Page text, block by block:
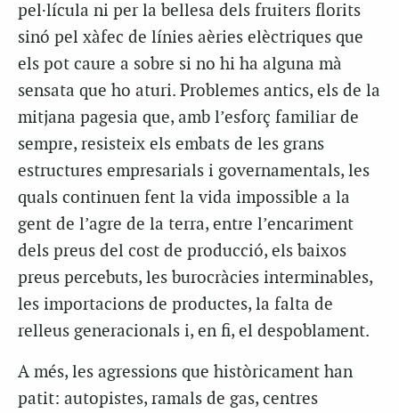
pel·lícula ni per la bellesa dels fruiters florits
sinó pel xàfec de línies aèries elèctriques que
els pot caure a sobre si no hi ha alguna mà
sensata que ho aturi. Problemes antics, els de la
mitjana pagesia que, amb l’esforç familiar de
sempre, resisteix els embats de les grans
estructures empresarials i governamentals, les
quals continuen fent la vida impossible a la
gent de l’agre de la terra, entre l’encariment
dels preus del cost de producció, els baixos
preus percebuts, les burocràcies interminables,
les importacions de productes, la falta de
relleus generacionals i, en fi, el despoblament.
A més, les agressions que històricament han
patit: autopistes, ramals de gas, centres